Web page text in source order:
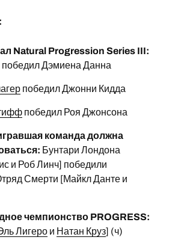
Natural Progression Series III:
Дэмиена Данна
победил Джонни Кидда
победил Роя Джонсона
команда должна
Бунтари Лондона
и Роб Линч] победили
Смерти [Майкл Данте и
чемпионство PROGRESS:
Лигерои Натан Круз] (ч)